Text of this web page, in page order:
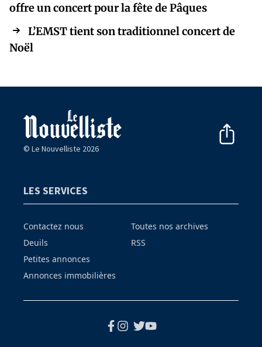
offre un concert pour la fête de Pâques
L’EMST tient son traditionnel concert de
Noël
© Le Nouvelliste 2026
LES SERVICES
Contactez nous
Deuils
Petites annonces
Annonces immobilières
Toutes nos archives
RSS